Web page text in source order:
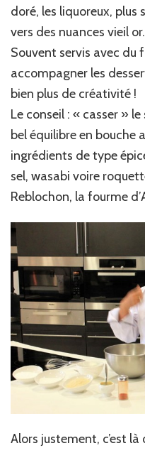
doré, les liquoreux,
vers des nuances vieil
Souvent servis avec du
accompagner les
bien plus de créativité !
Le conseil : « casser »
bel équilibre en bouche
ingrédients de type
sel, wasabi voire
Reblochon, la fourme
Alors justement, c’est là